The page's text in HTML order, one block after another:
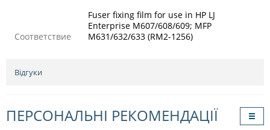
Соответствие
Fuser fixing film for use in HP LJ
Enterprise M607/608/609; MFP
M631/632/633 (RM2-1256)
Відгуки
ПЕРСОНАЛЬНІ РЕКОМЕНДАЦІЇ